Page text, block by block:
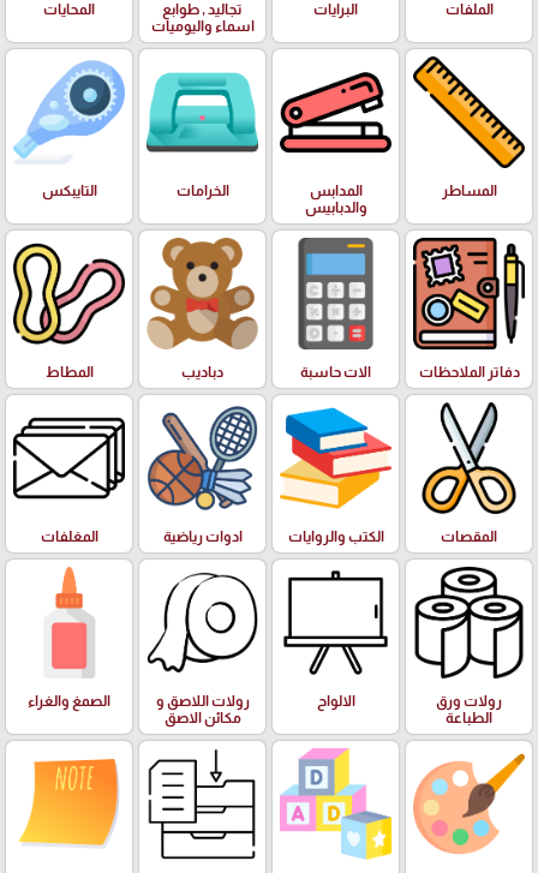
الملفات البرايات
تجاليد , طوابع
اسماء واليوميات
المحايات
المساطر
المدابس
والدبابيس
الخرامات التايبكس
دفاتر الملاحظات الات حاسبة دباديب المطاط
المقصات الكتب والروايات ادوات رياضية المغلفات
رولات ورق
الطباعة
الالواح
رولات اللاصق و
مكائن الاصق
الصمغ والغراء